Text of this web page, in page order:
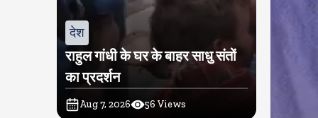
देश
राहुल गांधी के घर के बाहर साधु संतों
का प्रदर्शन
Aug 7, 2026 56 Views